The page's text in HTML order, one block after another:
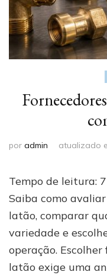
por admin atualizado
Tempo de leitura: 7
Saiba como
latão, comparar
variedade e
operação.
latão exige uma